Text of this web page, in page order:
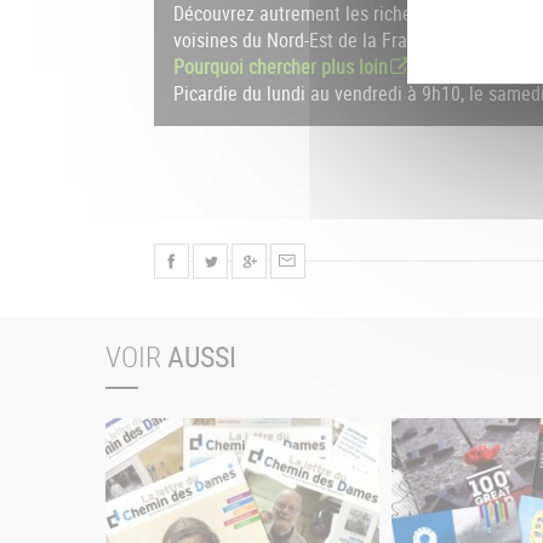
Découvrez autrement les richesses
voisines du Nord-Est de la France, au travers
Pourquoi chercher plus loin
Picardie du lundi au vendredi à 9h10, le
VOIRAUSSI